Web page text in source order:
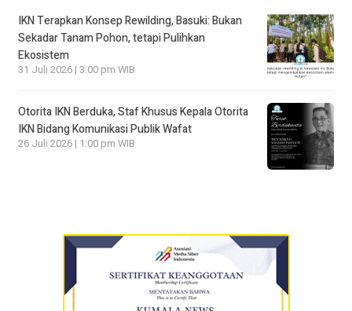
IKN Terapkan Konsep Rewilding, Basuki: Bukan
Sekadar Tanam Pohon, tetapi Pulihkan
Ekosistem
31 Juli 2026 | 3:00 pm WIB
Otorita IKN Berduka, Staf Khusus Kepala Otorita
IKN Bidang Komunikasi Publik Wafat
26 Juli 2026 | 1:00 pm WIB